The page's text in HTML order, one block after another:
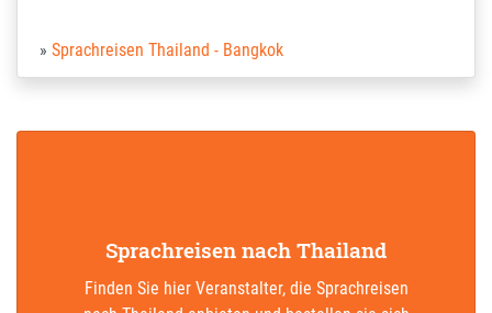
Sprachreisen Thailand - Bangkok
Sprachreisen nach Thailand
Finden Sie hier Veranstalter, die Sprachreisen